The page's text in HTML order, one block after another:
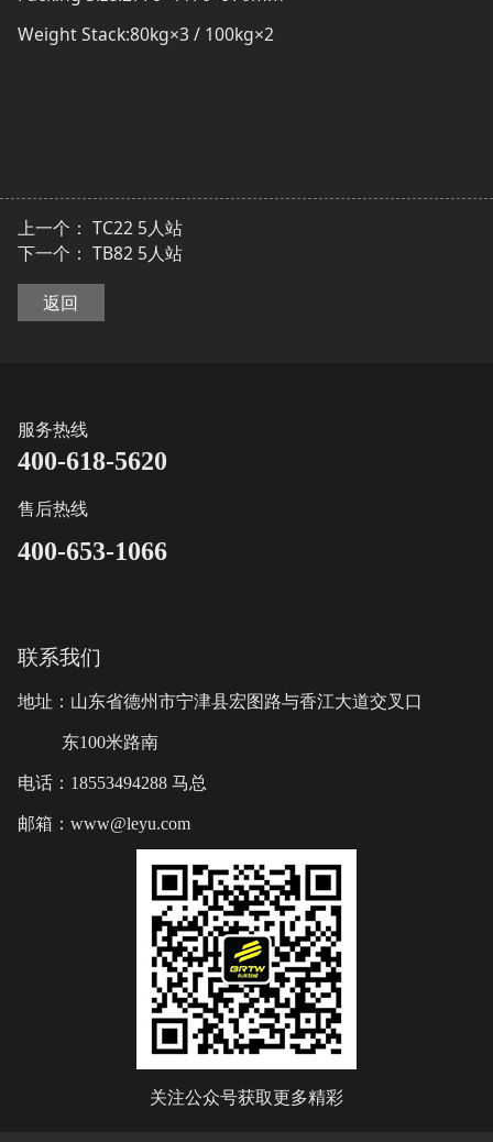
Weight Stack:80kg×3 / 100kg×2
上一个： TC22 5人站
下一个： TB82 5人站
返回
服务热线
400-618-5620
售后热线
400-653-1066
联系我们
地址：山东省德州市宁津县宏图路与香江大道交叉口
东100米路南
电话：18553494288 马总
邮箱：www@leyu.com
关注公众号获取更多精彩